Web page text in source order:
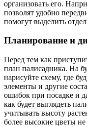
организовать его.
позволят удобно
помогут выделить
Планирование и
Перед тем как
план палисадника. На
нарисуйте схему, где
элементы и другие
ошибок при посадке и
как будет выглядеть
учитывать высоту
более высокие цветы не